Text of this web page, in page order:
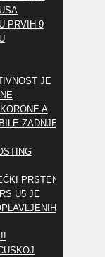
PRVIH 9
JE
A
ZADNJE
PRSTEN
U5 JE